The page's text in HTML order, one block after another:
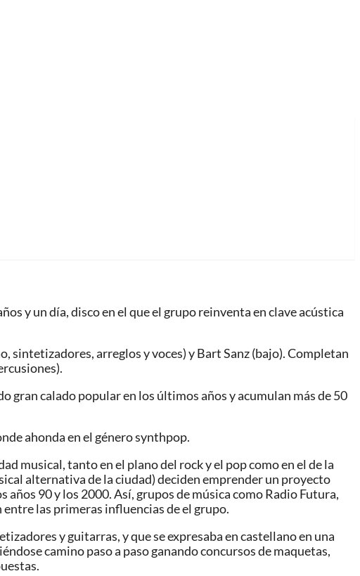
y un día, disco en el que el grupo reinventa en clave acústica
arreglos y voces) y Bart Sanz (bajo). Completan
calado popular en los últimos años y acumulan más de 50
ahonda en el género synthpop.
musical, tanto en el plano del rock y el pop como en el de la
alternativa de la ciudad) deciden emprender un proyecto
90 y los 2000. Así, grupos de música como Radio Futura,
las primeras influencias de el grupo.
y guitarras, y que se expresaba en castellano en una
camino paso a paso ganando concursos de maquetas,